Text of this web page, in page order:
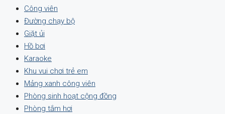
Công viên
Đường chạy bộ
Giặt ủi
Hồ bơi
Karaoke
Khu vui chơi trẻ em
Mảng xanh công viên
Phòng sinh hoạt cộng đồng
Phòng tắm hơi